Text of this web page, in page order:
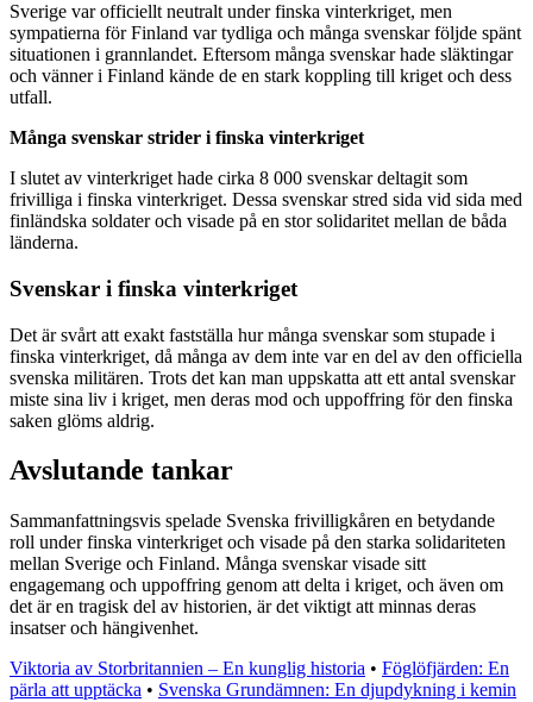
Sverige var officiellt neutralt under finska vinterkriget, men
sympatierna för Finland var tydliga och många svenskar följde spänt
situationen i grannlandet. Eftersom många svenskar hade släktingar
och vänner i Finland kände de en stark koppling till kriget och dess
utfall.
Många svenskar strider i finska vinterkriget
I slutet av vinterkriget hade cirka 8 000 svenskar deltagit som
frivilliga i finska vinterkriget. Dessa svenskar stred sida vid sida med
finländska soldater och visade på en stor solidaritet mellan de båda
länderna.
Svenskar i finska vinterkriget
Det är svårt att exakt fastställa hur många svenskar som stupade i
finska vinterkriget, då många av dem inte var en del av den officiella
svenska militären. Trots det kan man uppskatta att ett antal svenskar
miste sina liv i kriget, men deras mod och uppoffring för den finska
saken glöms aldrig.
Avslutande tankar
Sammanfattningsvis spelade Svenska frivilligkåren en betydande
roll under finska vinterkriget och visade på den starka solidariteten
mellan Sverige och Finland. Många svenskar visade sitt
engagemang och uppoffring genom att delta i kriget, och även om
det är en tragisk del av historien, är det viktigt att minnas deras
insatser och hängivenhet.
Viktoria av Storbritannien – En kunglig historia • Föglöfjärden: En
pärla att upptäcka • Svenska Grundämnen: En djupdykning i kemin